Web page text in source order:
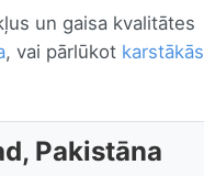
un gaisa kvalitātes
, vai pārlūkot karstākās
Pakistāna